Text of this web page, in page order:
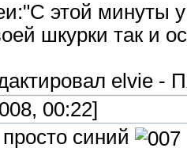
этой минуты
шкурки так и
elvie -
00:22]
синий